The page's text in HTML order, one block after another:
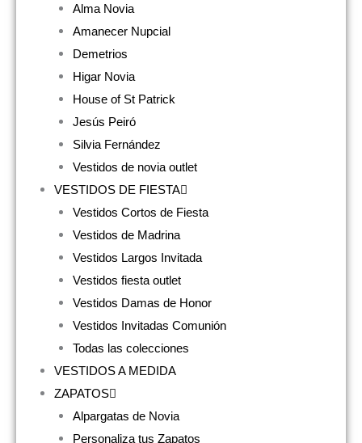
Alma Novia
Amanecer Nupcial
Demetrios
Higar Novia
House of St Patrick
Jesús Peiró
Silvia Fernández
Vestidos de novia outlet
VESTIDOS DE FIESTA
Vestidos Cortos de Fiesta
Vestidos de Madrina
Vestidos Largos Invitada
Vestidos fiesta outlet
Vestidos Damas de Honor
Vestidos Invitadas Comunión
Todas las colecciones
VESTIDOS A MEDIDA
ZAPATOS
Alpargatas de Novia
Personaliza tus Zapatos